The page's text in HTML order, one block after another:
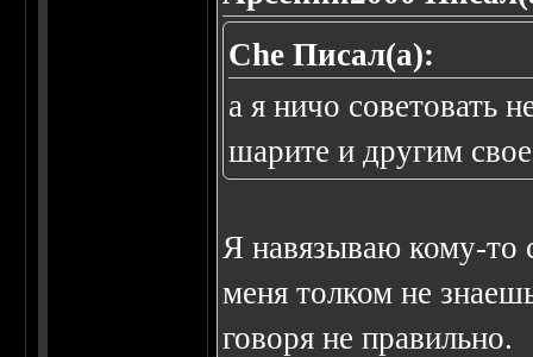
Che Писал(а):
а я ничо советовать
шарите и другим
Я навязываю кому-
меня толком не
говоря не правильно.